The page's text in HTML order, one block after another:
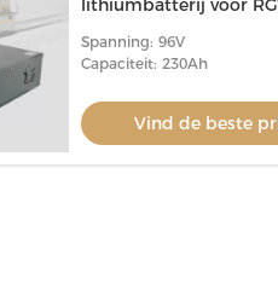
lithiumbatterij voor
Spanning: 96V
Capaciteit: 230Ah
Vind de beste